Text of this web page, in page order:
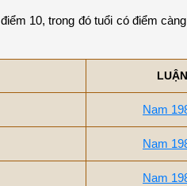
10, trong đó tuổi có điểm
Nam
Nam
Nam